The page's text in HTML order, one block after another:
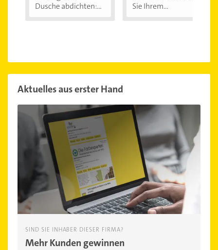
Dusche abdichten:...
Sie Ihrem...
Aktuelles aus erster Hand
SIND SIE INHABER DIESER FIRMA?
Mehr Kunden gewinnen